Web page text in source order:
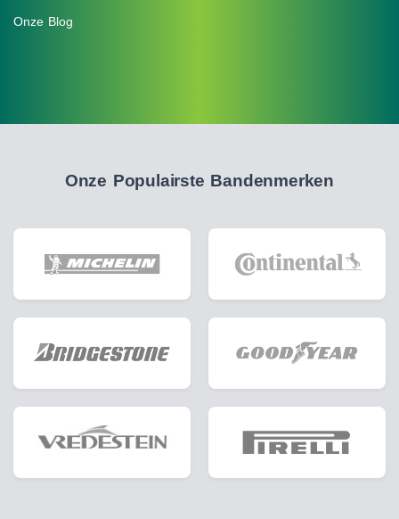
Onze Blog
Onze Populairste Bandenmerken